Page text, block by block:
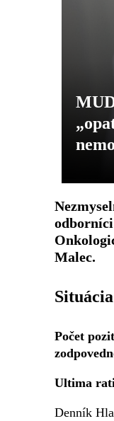
Malec.
Počet
Ultima
Denník